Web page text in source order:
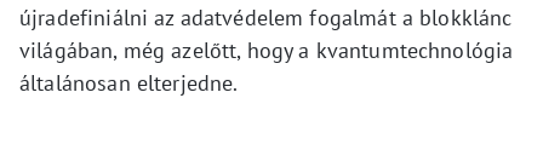
újradefiniálni az adatvédelem fogalmát a blokklánc
világában, még azelőtt, hogy a kvantumtechnológia
általánosan elterjedne.